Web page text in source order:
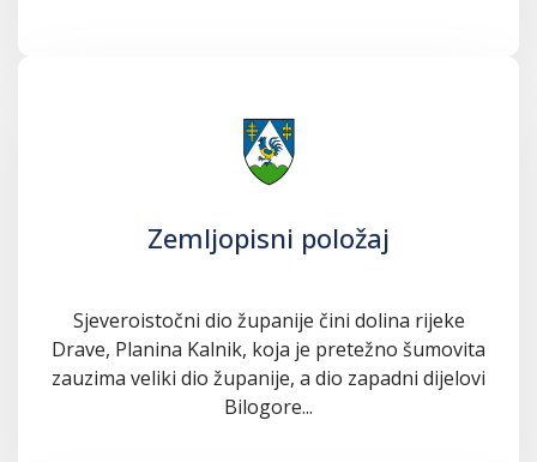
Zemljopisni položaj
Sjeveroistočni dio županije čini dolina rijeke
Drave, Planina Kalnik, koja je pretežno šumovita
zauzima veliki dio županije, a dio zapadni dijelovi
Bilogore...